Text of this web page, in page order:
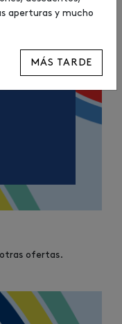
ofertas.
aperturas y mucho
MÁS TARDE